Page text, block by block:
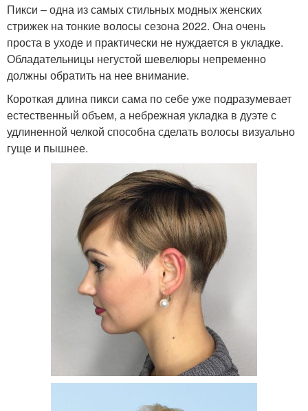
Пикси – одна из самых стильных модных женских
стрижек на тонкие волосы сезона 2022. Она очень
проста в уходе и практически не нуждается в укладке.
Обладательницы негустой шевелюры непременно
должны обратить на нее внимание.
Короткая длина пикси сама по себе уже подразумевает
естественный объем, а небрежная укладка в дуэте с
удлиненной челкой способна сделать волосы визуально
гуще и пышнее.